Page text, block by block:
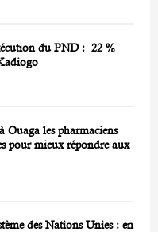
du PND : 22 %
Ouaga les pharmaciens
pour mieux répondre aux
des Nations Unies : en